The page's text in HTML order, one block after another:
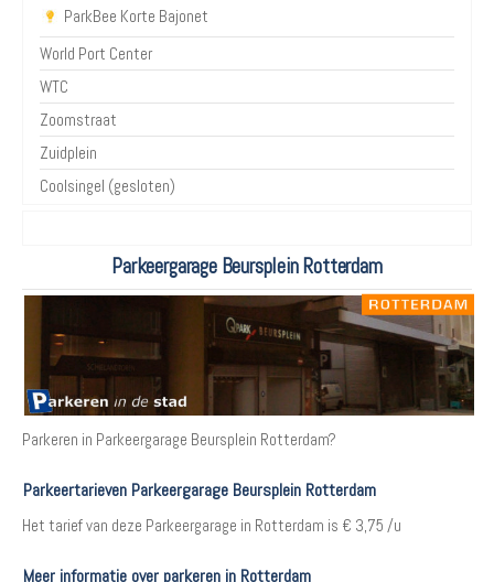
ParkBee Korte Bajonet
World Port Center
WTC
Zoomstraat
Zuidplein
Coolsingel (gesloten)
Parkeergarage Beursplein Rotterdam
Parkeren in Parkeergarage Beursplein Rotterdam?
Parkeertarieven Parkeergarage Beursplein Rotterdam
Het tarief van deze Parkeergarage in Rotterdam is € 3,75 /u
Meer informatie over parkeren in Rotterdam